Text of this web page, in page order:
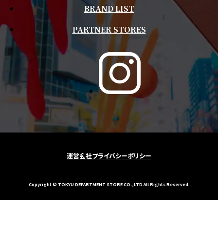
BRAND LIST
PARTNER STORES
運営会社プライバシーポリシー
Copyright © TOKYU DEPARTMENT STORE CO.,LTD All Rights Reserved.